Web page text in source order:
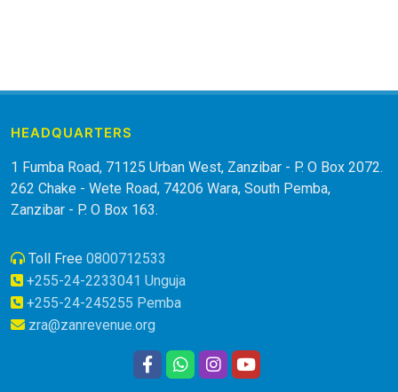
HEADQUARTERS
1 Fumba Road, 71125 Urban West, Zanzibar - P. O Box 2072.
262 Chake - Wete Road, 74206 Wara, South Pemba,
Zanzibar - P. O Box 163.
Toll Free 0800712533
+255-24-2233041 Unguja
+255-24-245255 Pemba
zra@zanrevenue.org